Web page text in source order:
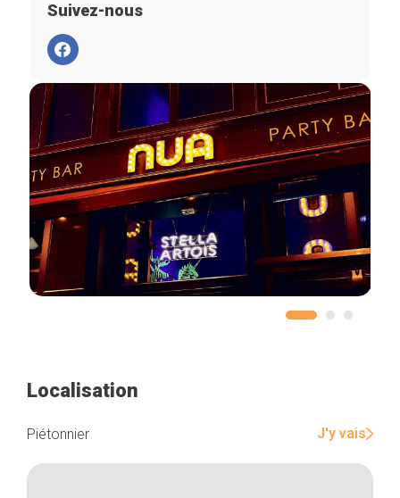
Suivez-nous
Localisation
Piétonnier J'y vais